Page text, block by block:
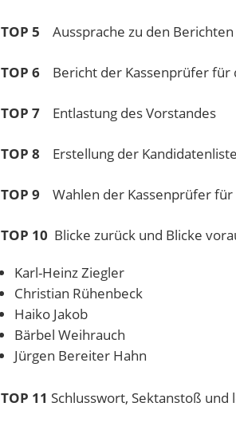
TOP 5 Aussprache zu den Berichten
TOP 6 Bericht der Kassenprüfer für
TOP 7 Entlastung des Vorstandes
TOP 8 Erstellung der
TOP 9 Wahlen der Kassenprüfer für
TOP 10 Blicke zurück und Blicke
Karl-Heinz Ziegler
Christian Rühenbeck
Haiko Jakob
Bärbel Weihrauch
Jürgen Bereiter Hahn
TOP 11 Schlusswort, Sektanstoß